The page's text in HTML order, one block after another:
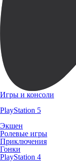
Игры и консоли
PlayStation 5
Экшен
Ролевые игры
Приключения
Гонки
PlayStation 4